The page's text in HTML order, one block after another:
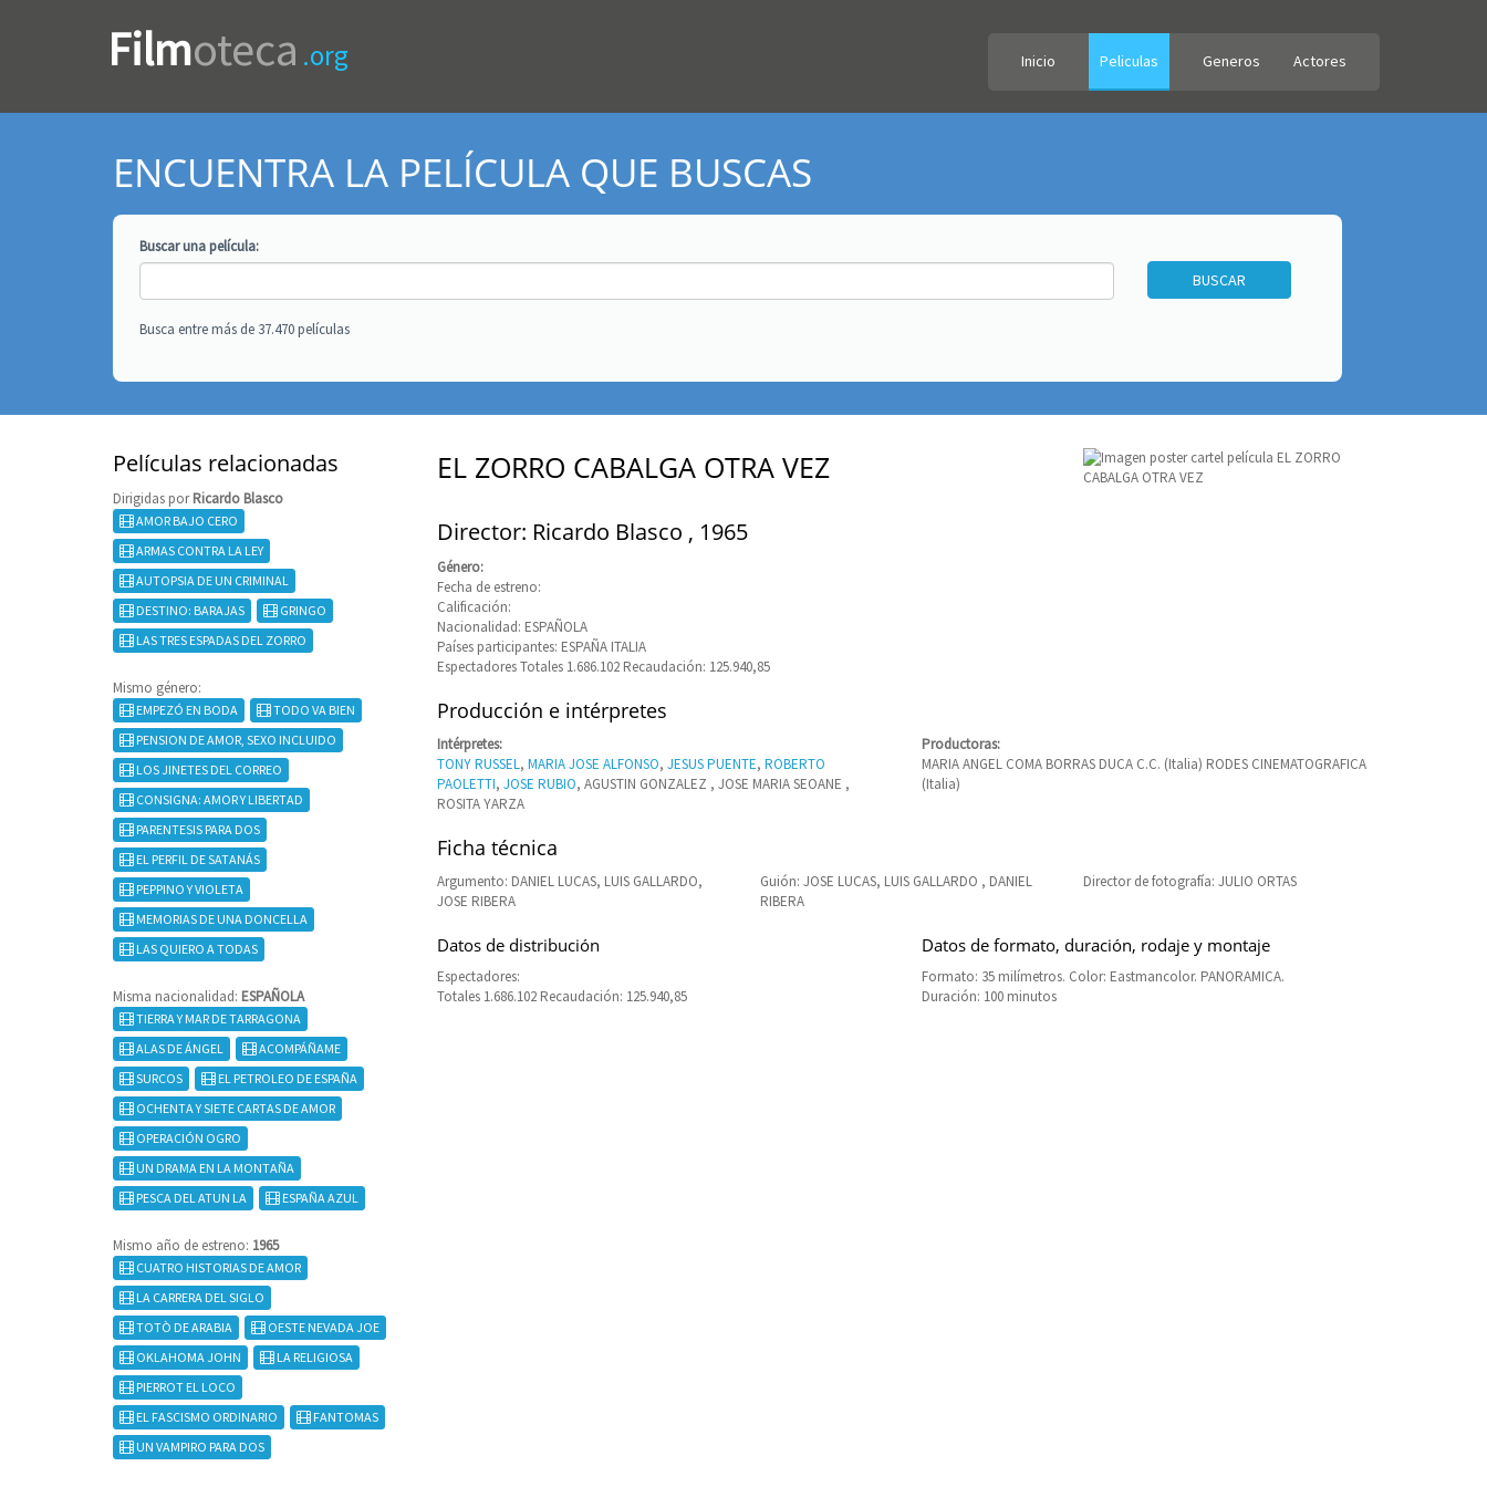
Filmoteca .org Inicio Peliculas Generos Actores
ENCUENTRA LA PELÍCULA QUE BUSCAS
Buscar unapelícula:
Busca entre más de 37.470 películas
Películas relacionadas
Dirigidas porRicardo Blasco
AMOR BAJO CERO
ARMAS CONTRA LA LEY
AUTOPSIA DE UN CRIMINAL
DESTINO: BARAJAS
GRINGO
LAS TRES ESPADAS DEL ZORRO
Mismo género:
EMPEZÓ EN BODA
TODO VA BIEN
PENSION DE AMOR, SEXO INCLUIDO
LOS JINETES DEL CORREO
CONSIGNA: AMOR Y LIBERTAD
PARENTESIS PARA DOS
EL PERFIL DE SATANÁS
PEPPINO Y VIOLETA
MEMORIAS DE UNA DONCELLA
LAS QUIERO A TODAS
Misma nacionalidad: ESPAÑOLA
TIERRA Y MAR DE TARRAGONA
ALAS DE ÁNGEL
ACOMPÁÑAME
SURCOS
EL PETROLEO DE ESPAÑA
OCHENTA Y SIETE CARTAS DE AMOR
OPERACIÓN OGRO
UN DRAMA EN LA MONTAÑA
PESCA DEL ATUN LA
ESPAÑA AZUL
Mismo año de estreno: 1965
CUATRO HISTORIAS DE AMOR
LA CARRERA DEL SIGLO
TOTÒ DE ARABIA
OESTE NEVADA JOE
OKLAHOMA JOHN
LA RELIGIOSA
PIERROT EL LOCO
EL FASCISMO ORDINARIO
FANTOMAS
UN VAMPIRO PARA DOS
EL ZORRO CABALGA OTRA VEZ
Director: Ricardo Blasco , 1965
Género:
Fecha de estreno:
Calificación:
Nacionalidad: ESPAÑOLA
Países participantes: ESPAÑA ITALIA
Espectadores Totales 1.686.102 Recaudación: 125.940,85
Producción e intérpretes
Intérpretes:
TONY RUSSEL, MARIA JOSE ALFONSO, JESUS PUENTE, ROBERTO
PAOLETTI, JOSE RUBIO, AGUSTIN GONZALEZ , JOSE MARIA SEOANE ,
ROSITA YARZA
Productoras:
MARIA ANGEL COMA BORRAS DUCA C.C. (Italia) RODES CINEMATOGRAFICA
(Italia)
Ficha técnica
Argumento: DANIEL LUCAS, LUIS GALLARDO,
JOSE RIBERA
Guión: JOSE LUCAS, LUIS GALLARDO , DANIEL
RIBERA
Director de fotografía: JULIO ORTAS
Datos de distribución
Espectadores:
Totales 1.686.102 Recaudación: 125.940,85
Datos de formato, duración, rodaje y montaje
Formato: 35 milímetros. Color: Eastmancolor. PANORAMICA.
Duración: 100 minutos